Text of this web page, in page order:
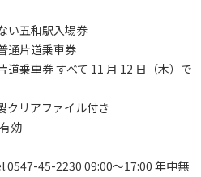
い五和駅入場券
通片道乗車券
道乗車券 すべて 11 月 12 日（木）で
クリアファイル付き
効
45-2230 09:00～17:00 年中無